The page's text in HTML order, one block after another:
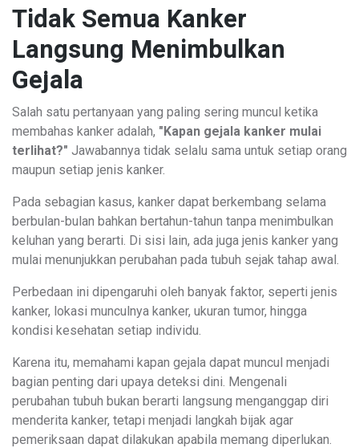
Tidak Semua Kanker
Langsung Menimbulkan
Gejala
Salah satu pertanyaan yang paling sering muncul ketika
membahas kanker adalah, "Kapan gejala kanker mulai
terlihat?" Jawabannya tidak selalu sama untuk setiap orang
maupun setiap jenis kanker.
Pada sebagian kasus, kanker dapat berkembang selama
berbulan-bulan bahkan bertahun-tahun tanpa menimbulkan
keluhan yang berarti. Di sisi lain, ada juga jenis kanker yang
mulai menunjukkan perubahan pada tubuh sejak tahap awal.
Perbedaan ini dipengaruhi oleh banyak faktor, seperti jenis
kanker, lokasi munculnya kanker, ukuran tumor, hingga
kondisi kesehatan setiap individu.
Karena itu, memahami kapan gejala dapat muncul menjadi
bagian penting dari upaya deteksi dini. Mengenali
perubahan tubuh bukan berarti langsung menganggap diri
menderita kanker, tetapi menjadi langkah bijak agar
pemeriksaan dapat dilakukan apabila memang diperlukan.